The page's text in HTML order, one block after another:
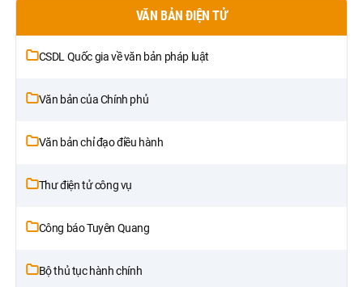
VĂN BẢN ĐIỆN TỬ
CSDL Quốc gia về văn bản pháp luật
Văn bản của Chính phủ
Văn bản chỉ đạo điều hành
Thư điện tử công vụ
Công báo Tuyên Quang
Bộ thủ tục hành chính